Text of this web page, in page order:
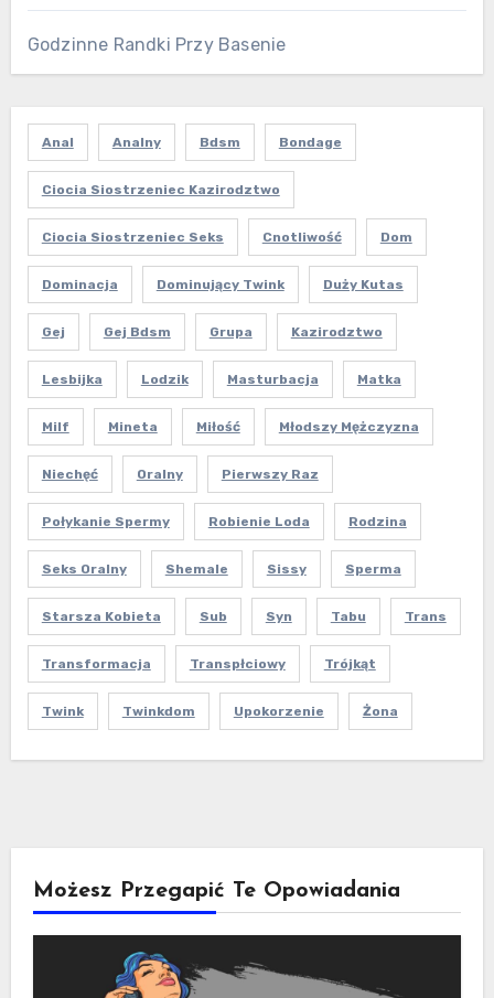
Godzinne Randki Przy Basenie
Anal Analny Bdsm Bondage
Ciocia Siostrzeniec Kazirodztwo
Ciocia Siostrzeniec Seks Cnotliwość Dom
Dominacja Dominujący Twink Duży Kutas
Gej Gej Bdsm Grupa Kazirodztwo
Lesbijka Lodzik Masturbacja Matka
Milf Mineta Miłość Młodszy Mężczyzna
Niechęć Oralny Pierwszy Raz
Połykanie Spermy Robienie Loda Rodzina
Seks Oralny Shemale Sissy Sperma
Starsza Kobieta Sub Syn Tabu Trans
Transformacja Transpłciowy Trójkąt
Twink Twinkdom Upokorzenie Żona
Możesz Przegapić Te Opowiadania